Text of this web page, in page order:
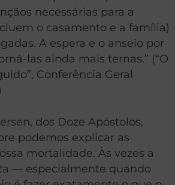
necessárias para a
o casamento e a família)
A espera e o anseio por
las ainda mais ternas.” (“O
Conferência Geral
dos Doze Apóstolos,
podemos explicar as
mortalidade. Às vezes a
— especialmente quando